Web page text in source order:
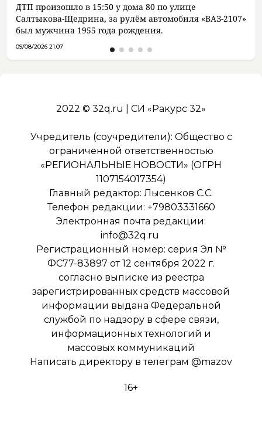
ДТП произошло в 15:50 у дома 80 по улице
Салтыкова-Щедрина, за рулём автомобиля «ВАЗ-2107»
был мужчина 1955 года рождения.
09/08/2026 21:07
2022 © 32q.ru | СИ «Ракурс 32»
Учредитель (соучредители): Общество с
ограниченной ответственностью
«РЕГИОНАЛЬНЫЕ НОВОСТИ» (ОГРН
1107154017354)
Главный редактор: Лысенков С.С.
Телефон редакции: +79803331660
Электронная почта редакции:
info@32q.ru
Регистрационный номер: серия Эл №
ФС77-83897 от 12 сентября 2022 г.
согласно выписке из реестра
зарегистрированных средств массовой
информации выдана Федеральной
службой по надзору в сфере связи,
информационных технологий и
массовых коммуникаций
Написать директору в телеграм @mazov
16+